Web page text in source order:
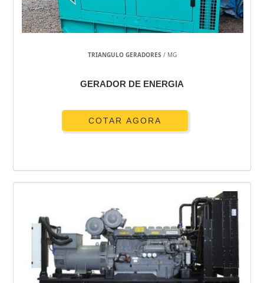
TRIANGULO GERADORES / MG
GERADOR DE ENERGIA
COTAR AGORA